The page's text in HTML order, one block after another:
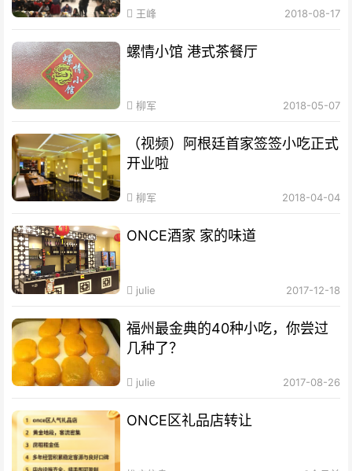
王峰 2018-08-17
螺情小馆 港式茶餐厅
柳军 2018-05-07
（视频）阿根廷首家签签小吃正式
开业啦
柳军 2018-04-04
ONCE酒家 家的味道
julie 2017-12-18
福州最金典的40种小吃，你尝过
几种了？
julie 2017-08-26
ONCE区礼品店转让